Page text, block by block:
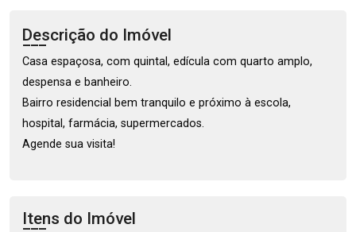
Descrição do Imóvel
Casa espaçosa, com quintal, edícula com quarto amplo,
despensa e banheiro.
Bairro residencial bem tranquilo e próximo à escola,
hospital, farmácia, supermercados.
Agende sua visita!
Itens do Imóvel